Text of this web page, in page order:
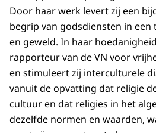
Door haar werk levert zij een
begrip van godsdiensten in
en geweld. In haar
rapporteur van de VN voor
en stimuleert zij interculturele
vanuit de opvatting dat religie
cultuur en dat religies in het
dezelfde normen en waarden,